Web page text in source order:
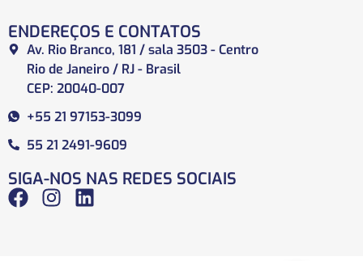
ENDEREÇOS E CONTATOS
Av. Rio Branco, 181 / sala 3503 - Centro
Rio de Janeiro / RJ - Brasil
CEP: 20040-007
+55 21 97153-3099
55 21 2491-9609
SIGA-NOS NAS REDES SOCIAIS